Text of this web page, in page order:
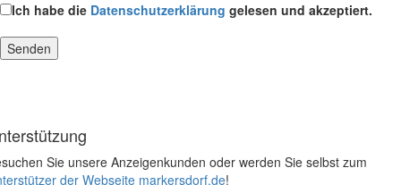
Ich habe die Datenschutzerklärung gelesen und akzeptiert.
Sie unsere Anzeigenkunden oder werden Sie selbst zum
der Webseite markersdorf.de!